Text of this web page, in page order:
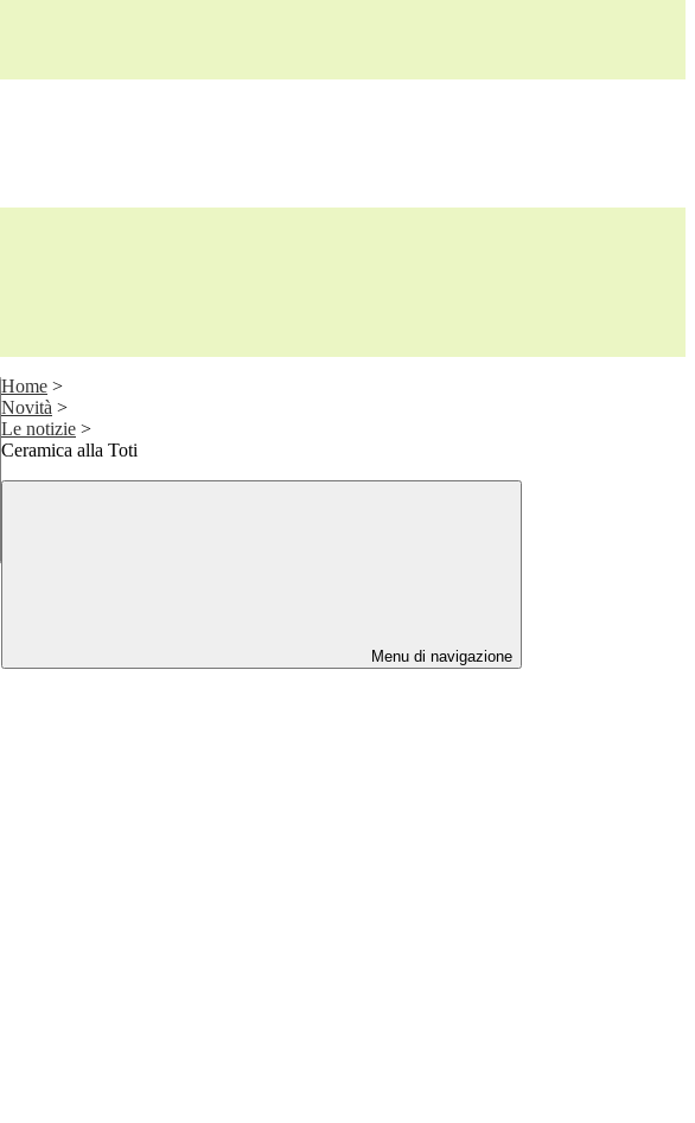
Home >
Novità >
Le notizie >
Ceramica alla Toti
Menu di navigazione